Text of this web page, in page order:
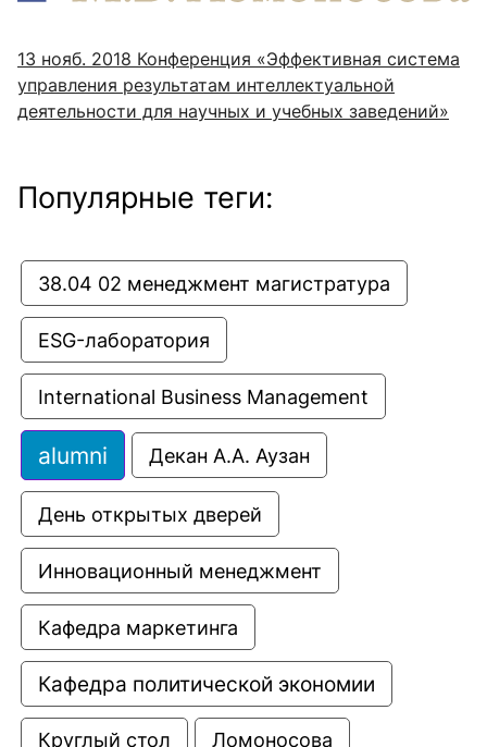
13 нояб. 2018 Конференция «Эффективная система
управления результатам интеллектуальной
деятельности для научных и учебных заведений»
Популярные теги:
38.04 02 менеджмент магистратура
ESG-лаборатория
International Business Management
alumni Декан А.А. Аузан
День открытых дверей
Инновационный менеджмент
Кафедра маркетинга
Кафедра политической экономии
Круглый стол Ломоносова